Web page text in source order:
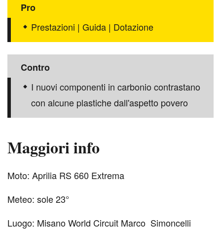
Pro
Prestazioni | Guida | Dotazione
Contro
I nuovi componenti in carbonio contrastano
con alcune plastiche dall'aspetto povero
Maggiori info
Moto: Aprilia RS 660 Extrema
Meteo: sole 23°
Luogo: Misano World Circuit Marco Simoncelli